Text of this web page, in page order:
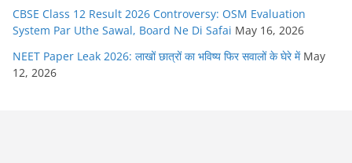
CBSE Class 12 Result 2026 Controversy: OSM Evaluation
System Par Uthe Sawal, Board Ne Di Safai May 16, 2026
NEET Paper Leak 2026: लाखों छात्रों का भविष्य फिर सवालों के घेरे में May
12, 2026